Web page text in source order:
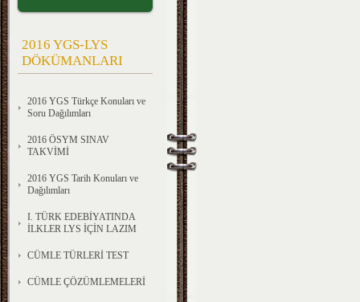
2016 YGS-LYS
DÖKÜMANLARI
2016 YGS Türkçe Konuları ve
Soru Dağılımları
2016 ÖSYM SINAV
TAKVİMİ
2016 YGS Tarih Konuları ve
Dağılımları
I. TÜRK EDEBİYATINDA
İLKLER LYS İÇİN LAZIM
CÜMLE TÜRLERİ TEST
CÜMLE ÇÖZÜMLEMELERİ